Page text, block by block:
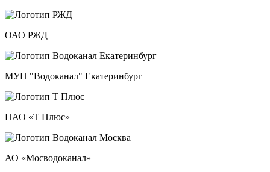
ОАО РЖД
МУП "Водоканал" Екатеринбург
ПАО «Т Плюс»
АО «Мосводоканал»